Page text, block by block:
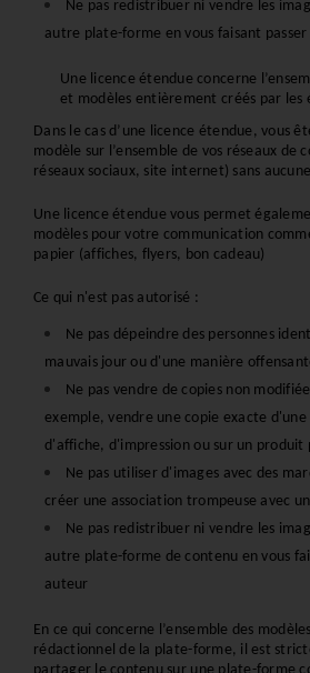
Ne pas redistribuer ni vendre les
autre plate-forme en vous faisant
Une licence étendue concerne
et modèles entièrement créés par les
Dans le cas d’une licence étendue, vous
modèle sur l’ensemble de vos réseaux de
réseaux sociaux, site internet) sans
Une licence étendue vous permet
modèles pour votre communication
papier (affiches, flyers, bon cadeau)
Ce qui n'est pas autorisé :
Ne pas dépeindre des personnes
mauvais jour ou d'une manière
Ne pas vendre de copies non
exemple, vendre une copie exacte
d'affiche, d'impression ou sur un produit
Ne pas utiliser d'images avec des
créer une association trompeuse avec
Ne pas redistribuer ni vendre les
autre plate-forme de contenu en vous
auteur
En ce qui concerne l’ensemble des
rédactionnel de la plate-forme, il est